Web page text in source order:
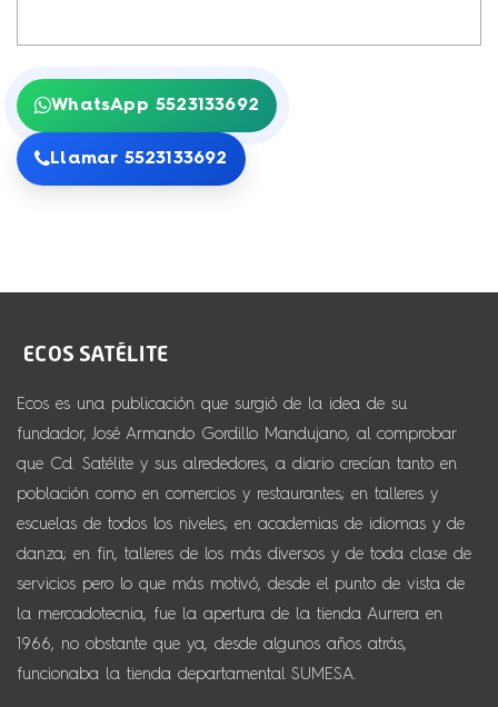
WhatsApp 5523133692
Llamar 5523133692
Ecos es una publicación que surgió de la idea de su
fundador, José Armando Gordillo Mandujano, al comprobar
que Cd. Satélite y sus alrededores, a diario crecían tanto en
población como en comercios y restaurantes; en talleres y
escuelas de todos los niveles; en academias de idiomas y de
danza; en fin, talleres de los más diversos y de toda clase de
servicios pero lo que más motivó, desde el punto de vista de
la mercadotecnia, fue la apertura de la tienda Aurrera en
1966, no obstante que ya, desde algunos años atrás,
funcionaba la tienda departamental SUMESA.